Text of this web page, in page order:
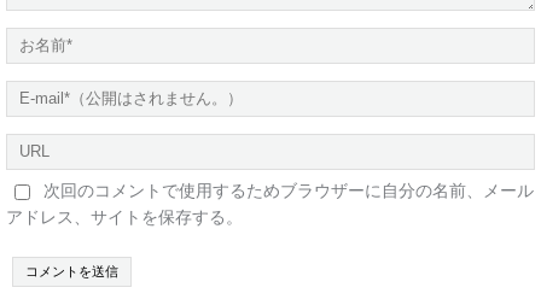
次回のコメントで使用するためブラウザーに自分の名前、メール
アドレス、サイトを保存する。